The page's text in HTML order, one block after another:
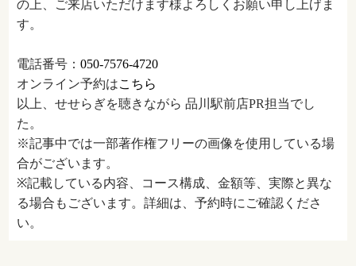
の上、ご来店いただけます様よろしくお願い申し上げま
す。
電話番号：050-7576-4720
オンライン予約はこちら
以上、せせらぎを聴きながら 品川駅前店PR担当でし
た。
※記事中では一部著作権フリーの画像を使用している場
合がございます。
※記載している内容、コース構成、金額等、実際と異な
る場合もございます。詳細は、予約時にご確認くださ
い。